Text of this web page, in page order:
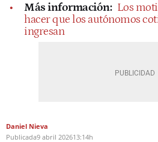
Más información: Los
hacer que los autónomos
ingresan
Daniel Nieva
Publicada9 abril 202613:14h